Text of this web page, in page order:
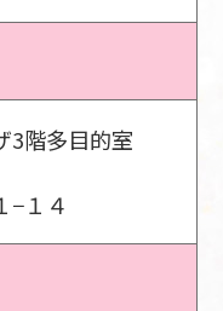
3階多目的室
−１４